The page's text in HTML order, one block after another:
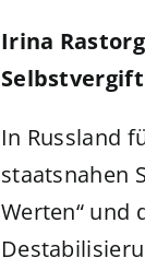
Irina
In Russland
staatsnahen
Werten“ und